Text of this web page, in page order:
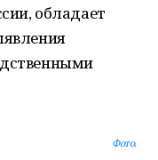
обладает
Фото.